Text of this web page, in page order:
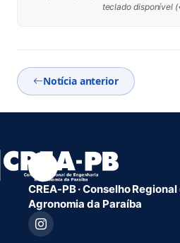
teclado disponível
Notícia anterior
CREA-PB · Conselho
Agronomia da Paraíba